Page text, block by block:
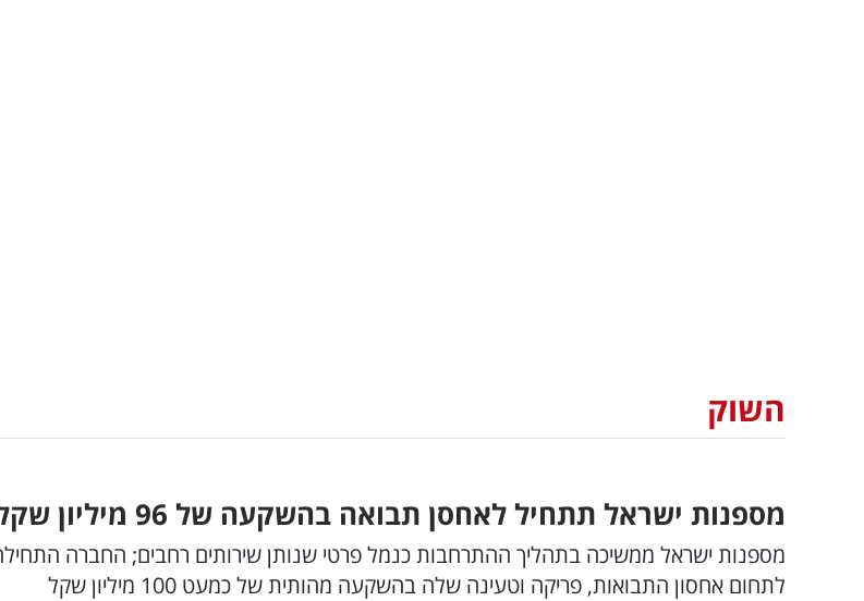
השוק
מספנות ישראל תתחיל לאחסן תבואה בהשקעה של 96 מיליון שקל
מספנות ישראל ממשיכה בתהליך ההתרחבות כנמל פרטי שנותן שירותים רחבים; החברה
לתחום אחסון התבואות, פריקה וטעינה שלה בהשקעה מהותית של כמעט 100 מיליון שקל